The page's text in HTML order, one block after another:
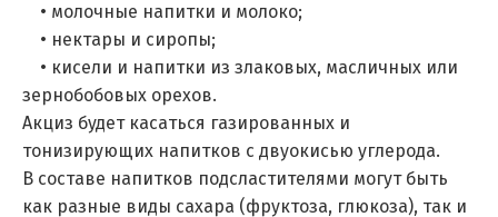
• молочные напитки и молоко;
• нектары и сиропы;
• кисели и напитки из злаковых, масличных или
зернобобовых орехов.
Акциз будет касаться газированных и
тонизирующих напитков с двуокисью углерода.
В составе напитков подсластителями могут быть
как разные виды сахара (фруктоза, глюкоза), так и